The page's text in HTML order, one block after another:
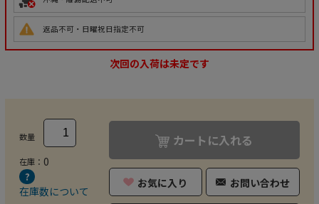
返品不可・日曜祝日指定不可
次回の入荷は未定です
数量
在庫： 0
在庫数について
カートに入れる
お気に入り お問い合わせ